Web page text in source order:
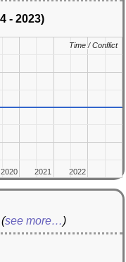
- 2023)
2020
2020 2021
2021 2022
2022
Time / Conflict
Time / Conflict
(see more…)